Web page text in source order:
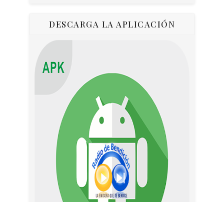
DESCARGA LA APLICACIÓN